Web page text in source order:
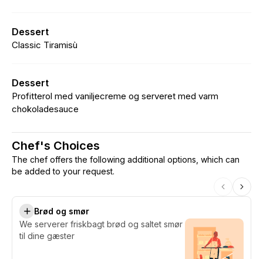
Dessert
Classic Tiramisù
Dessert
Profitterol med vaniljecreme og serveret med varm
chokoladesauce
Chef's Choices
The chef offers the following additional options, which can
be added to your request.
Brød og smør
We serverer friskbagt brød og saltet smør
til dine gæster